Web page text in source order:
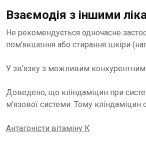
Взаємодія з іншими
Не рекомендується одночасне
пом’якшення або стирання шкіри
У зв’язку з можливим конкурентним
Доведено, що кліндаміцин при
м’язової системи. Тому
Антагоністи вітаміну К